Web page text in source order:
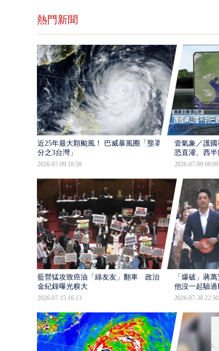
熱門新聞
近25年最大顆颱風！ 巴威暴風圈「壟罩4
分之3台灣」
2026-07-09 18:50
壹氣象／護國
恐直灌、西半
2026-07-09 08:09
藍營猛攻致癌油「綠友友」翻車 政治獻
金紀錄曝光糗大
2026-07-15 16:13
「爆破」蔣
他沒一起驗過
2026-07-30 22:50